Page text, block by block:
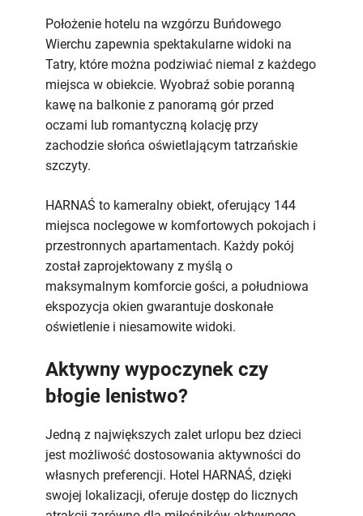
Położenie hotelu na wzgórzu Buńdowego
Wierchu zapewnia spektakularne widoki na
Tatry, które można podziwiać niemal z każdego
miejsca w obiekcie. Wyobraź sobie poranną
kawę na balkonie z panoramą gór przed
oczami lub romantyczną kolację przy
zachodzie słońca oświetlającym tatrzańskie
szczyty.
HARNAŚ to kameralny obiekt, oferujący 144
miejsca noclegowe w komfortowych pokojach i
przestronnych apartamentach. Każdy pokój
został zaprojektowany z myślą o
maksymalnym komforcie gości, a południowa
ekspozycja okien gwarantuje doskonałe
oświetlenie i niesamowite widoki.
Aktywny wypoczynek czy
błogie lenistwo?
Jedną z największych zalet urlopu bez dzieci
jest możliwość dostosowania aktywności do
własnych preferencji. Hotel HARNAŚ, dzięki
swojej lokalizacji, oferuje dostęp do licznych